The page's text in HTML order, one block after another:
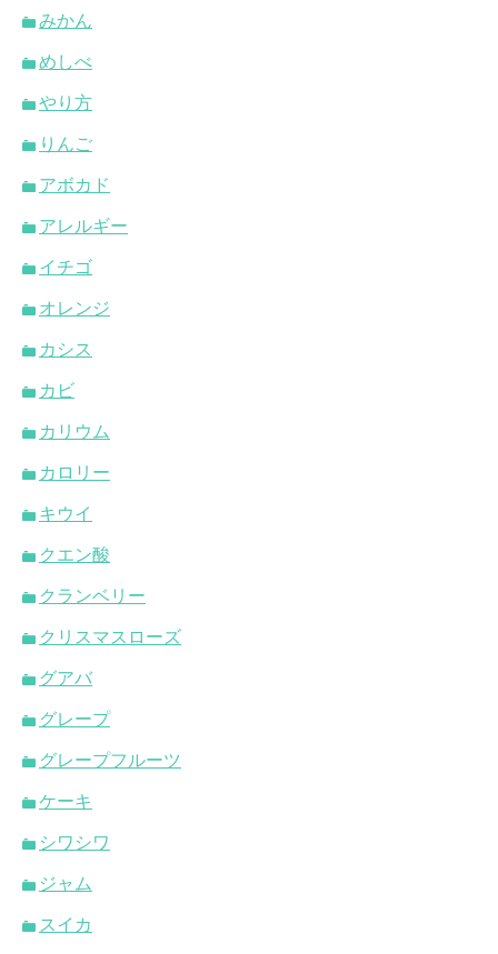
みかん
めしべ
やり方
りんご
アボカド
アレルギー
イチゴ
オレンジ
カシス
カビ
カリウム
カロリー
キウイ
クエン酸
クランベリー
クリスマスローズ
グアバ
グレープ
グレープフルーツ
ケーキ
シワシワ
ジャム
スイカ